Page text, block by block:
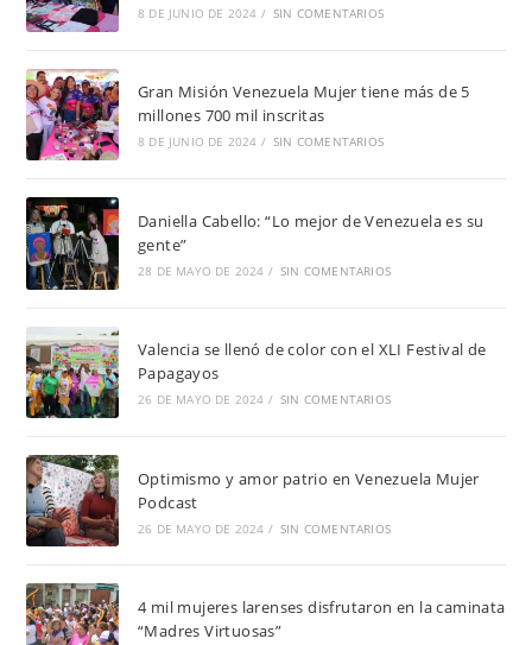
8 DE JUNIO DE 2024 / SIN COMENTARIOS
Gran Misión Venezuela Mujer tiene más de 5
millones 700 mil inscritas
8 DE JUNIO DE 2024 / SIN COMENTARIOS
Daniella Cabello: “Lo mejor de Venezuela es su
gente”
28 DE MAYO DE 2024 / SIN COMENTARIOS
Valencia se llenó de color con el XLI Festival de
Papagayos
26 DE MAYO DE 2024 / SIN COMENTARIOS
Optimismo y amor patrio en Venezuela Mujer
Podcast
26 DE MAYO DE 2024 / SIN COMENTARIOS
4 mil mujeres larenses disfrutaron en la caminata
“Madres Virtuosas”